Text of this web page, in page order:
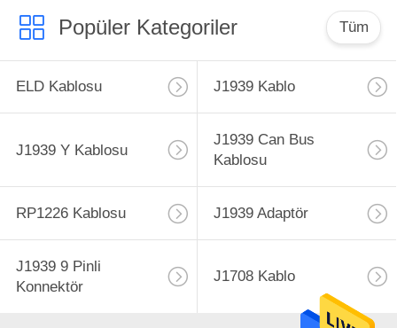
Popüler Kategoriler Tüm
ELD Kablosu J1939 Kablo
J1939 Y Kablosu
J1939 Can Bus
Kablosu
RP1226 Kablosu J1939 Adaptör
J1939 9 Pinli
Konnektör
J1708 Kablo